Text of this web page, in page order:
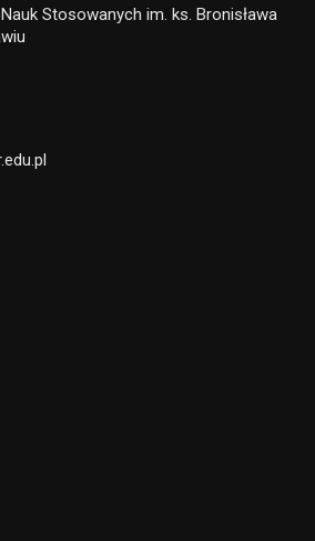
Stosowanych im. ks. Bronisława